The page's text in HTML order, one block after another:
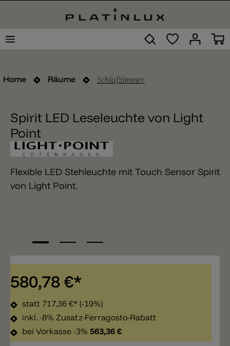
Home Räume Schlafzimmer
Spirit LED Leseleuchte von Light
Point
Flexible LED Stehleuchte mit Touch Sensor Spirit
von Light Point.
580,78 €*
statt 717,36 €* (-19%)
inkl. -8% Zusatz-Ferragosto-Rabatt
bei Vorkasse -3% 563,36 €